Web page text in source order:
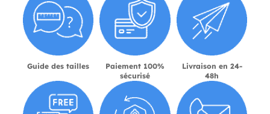
Guide des tailles
Paiement 100%
sécurisé
Livraison en 24-
48h